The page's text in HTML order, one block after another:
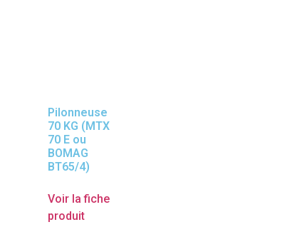
Pilonneuse
70 KG (MTX
70 E ou
BOMAG
BT65/4)
Voir la fiche
produit